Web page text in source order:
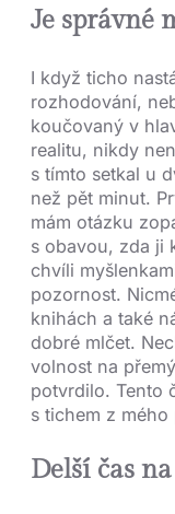
Je správné
I když ticho
rozhodování,
koučovaný v
realitu, nikdy
s tímto setkal u
než pět minut.
mám otázku
s obavou, zda ji
chvíli
pozornost.
knihách a také
dobré mlčet.
volnost na
potvrdilo. Tento
s tichem z mého
Delší čas